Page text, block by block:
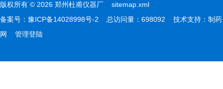
版权所有 © 2026 郑州杜甫仪器厂 sitemap.xml
备案号： 豫ICP备14028998号-2 总访问量：698092 技术支持： 制药
网
管理登陆